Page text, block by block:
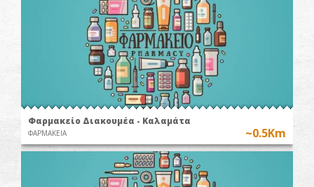
Φαρμακείο Διακουμέα - Καλαμάτα
ΦΑΡΜΑΚΕΙΑ ~0.5Km